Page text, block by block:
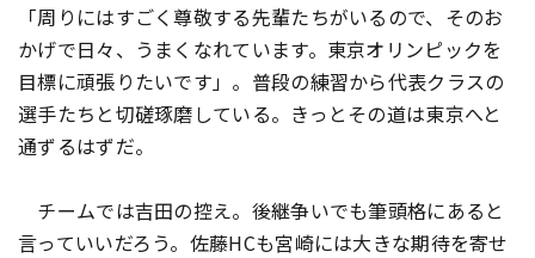
「周りにはすごく尊敬する先輩たちがいるので、そのお
かげで日々、うまくなれています。東京オリンピックを
目標に頑張りたいです」。普段の練習から代表クラスの
選手たちと切磋琢磨している。きっとその道は東京へと
通ずるはずだ。
チームでは吉田の控え。後継争いでも筆頭格にあると
言っていいだろう。佐藤HCも宮崎には大きな期待を寄せ